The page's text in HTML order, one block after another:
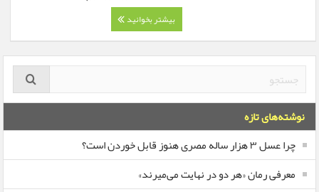
بیشتر بخوانید
نوشته‌های تازه
چرا عسل ۳ هزار ساله‌ مصری هنوز قابل خوردن است؟
معرفی رمان «هر دو در نهایت می‌میرند»